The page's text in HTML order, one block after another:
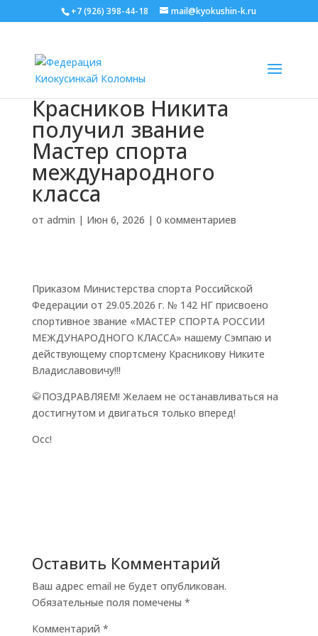
+7 (926) 398-44-18 mail@kyokushin-k.ru
Красников Никита
получил звание
Мастер спорта
международного
класса
от admin | Июн 6, 2026 | 0 комментариев
Приказом Министерства спорта Российской
Федерации от 29.05.2026 г. № 142 НГ присвоено
спортивное звание «МАСТЕР СПОРТА РОССИИ
МЕЖДУНАРОДНОГО КЛАССА» нашему Сэмпаю и
действующему спортсмену Красникову Никите
Владиславовичу!!!
🥋ПОЗДРАВЛЯЕМ! Желаем не останавливаться на
достигнутом и двигаться только вперед!
Осс!
Оставить Комментарий
Ваш адрес email не будет опубликован.
Обязательные поля помечены *
Комментарий *